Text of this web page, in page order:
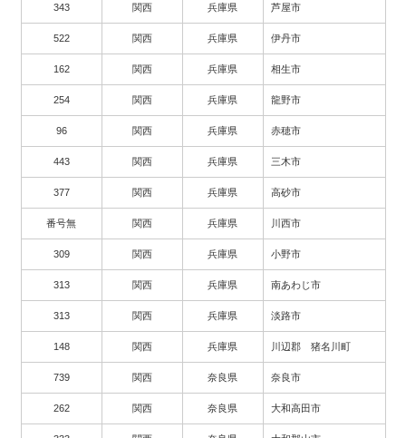
343 関西 兵庫県 芦屋市
522 関西 兵庫県 伊丹市
162 関西 兵庫県 相生市
254 関西 兵庫県 龍野市
96 関西 兵庫県 赤穂市
443 関西 兵庫県 三木市
377 関西 兵庫県 高砂市
番号無 関西 兵庫県 川西市
309 関西 兵庫県 小野市
313 関西 兵庫県 南あわじ市
313 関西 兵庫県 淡路市
148 関西 兵庫県 川辺郡 猪名川町
739 関西 奈良県 奈良市
262 関西 奈良県 大和高田市